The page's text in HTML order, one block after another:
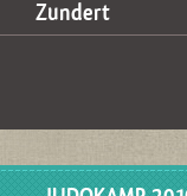
Zundert